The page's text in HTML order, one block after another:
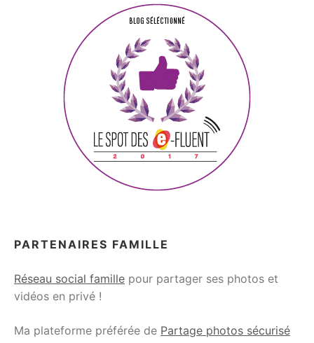
PARTENAIRES FAMILLE
Réseau social famille pour partager ses photos et
vidéos en privé !
Ma plateforme préférée de Partage photos sécurisé